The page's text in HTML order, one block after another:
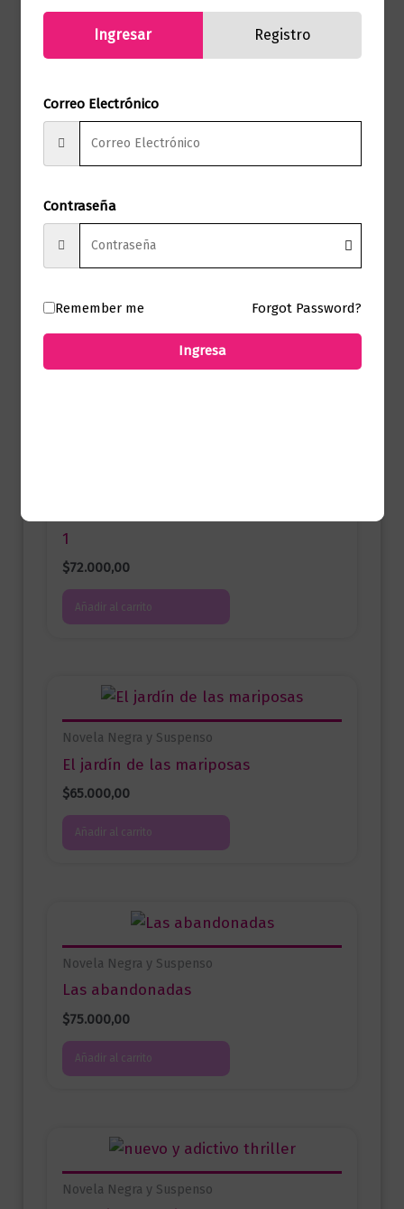
Sello Editorial Planeta
Formato 15 x 23
Presentación
1
$72.000,00
Añadir al carrito
Novela Negra y Suspenso
El jardín de las mariposas
$65.000,00
Añadir al carrito
Novela Negra y Suspenso
Las abandonadas
$75.000,00
Añadir al carrito
Novela Negra y Suspenso
Ingresar Registro
Correo Electrónico
Contraseña
Remember me Forgot Password?
Ingresa